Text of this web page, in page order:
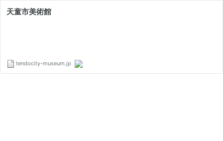
天童市美術館
tendocity-museum.jp